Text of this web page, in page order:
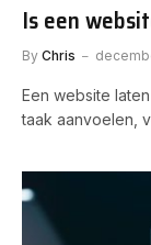
Is een
By Chris
Een website
taak aanvoelen,